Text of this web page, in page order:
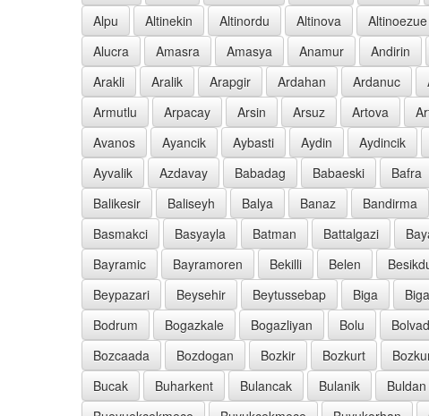
Alpu
Altinekin Altinordu Altinova Altinoezue
Alucra
Amasra Amasya Anamur Andirin
Arakli
Aralik Arapgir Ardahan Ardanuc
Armutlu
Arpacay Arsin Arsuz Artova
Avanos
Ayancik Aybasti Aydin Aydincik
Ayvalik
Azdavay Babadag Babaeski Bafra
Balikesir
Baliseyh Balya Banaz Bandirma
Basmakci
Basyayla Batman Battalgazi
Bayramic
Bayramoren Bekilli Belen
Beypazari
Beysehir Beytussebap Biga
Bodrum
Bogazkale Bogazliyan Bolu
Bozcaada
Bozdogan Bozkir Bozkurt
Bucak
Buharkent Bulancak Bulanik Buldan